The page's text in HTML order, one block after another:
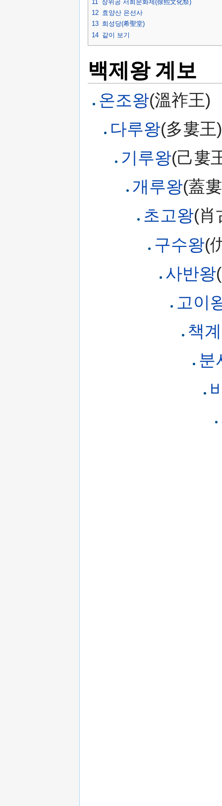
11
장위공 서희문화제(徐熙文化祭)
12 효양산 은선사
13 희성당(希聖堂)
14 같이 보기
백제왕 계보
온조왕(溫祚王)
다루왕(多婁王)
기루왕(己婁
개루왕(蓋
초고왕(肖
구수왕(
사반왕
고이
책
분